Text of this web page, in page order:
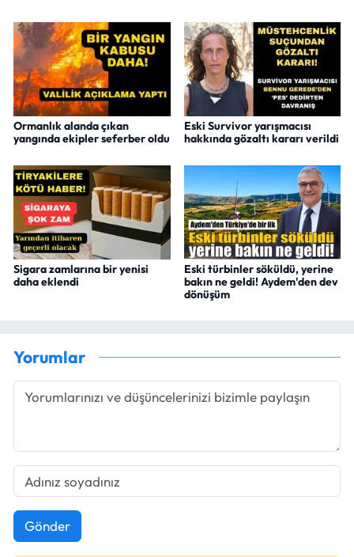
Ormanlık alanda çıkan
yangında ekipler seferber oldu
Eski Survivor yarışmacısı
hakkında gözaltı kararı verildi
Sigara zamlarına bir yenisi
daha eklendi
Eski türbinler söküldü, yerine
bakın ne geldi! Aydem'den dev
dönüşüm
Yorumlar
Gönder